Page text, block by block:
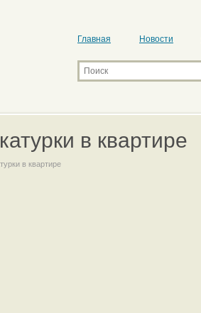
Главная Новости
в квартире
в квартире